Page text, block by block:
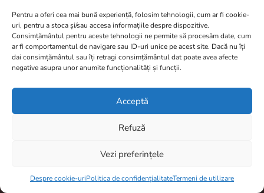
Pentru a oferi cea mai bună experiență, folosim tehnologii, cum ar fi cookie-
uri, pentru a stoca și/sau accesa informațiile despre dispozitive.
Consimțământul pentru aceste tehnologii ne permite să procesăm date, cum
ar fi comportamentul de navigare sau ID-uri unice pe acest site. Dacă nu îți
dai consimțământul sau îți retragi consimțământul dat poate avea afecte
negative asupra unor anumite funcționalități și funcții.
Acceptă
Refuză
Vezi preferințele
Despre cookie-uriPolitica de confidențialitateTermeni de utilizare
A.N.P.C.
totulptrpescuit@gmail.com
Program De Lucru
96,00lei–
de